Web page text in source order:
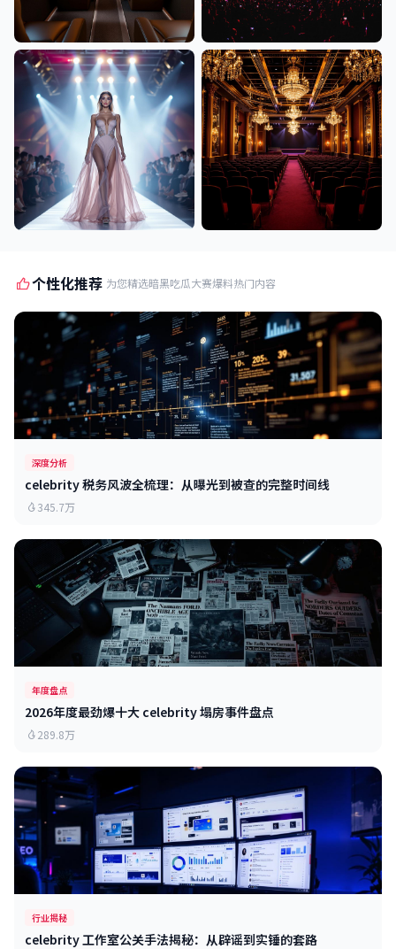
个性化推荐 为您精选暗黑吃瓜大赛爆料热门内容
深度分析
celebrity 税务风波全梳理：从曝光到被查的完整时间线
345.7万
年度盘点
2026年度最劲爆十大 celebrity 塌房事件盘点
289.8万
行业揭秘
celebrity 工作室公关手法揭秘：从辟谣到实锤的套路